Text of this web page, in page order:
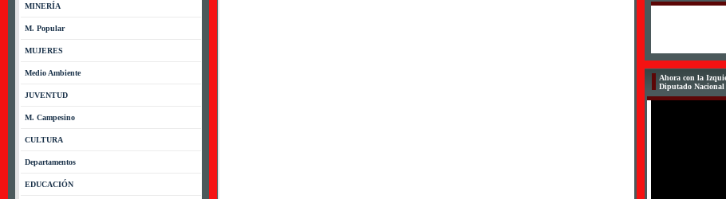
MINERÍA
M. Popular
MUJERES
Medio Ambiente
JUVENTUD
M. Campesino
CULTURA
Departamentos
EDUCACIÓN
Ahora con la
Diputado Nacional